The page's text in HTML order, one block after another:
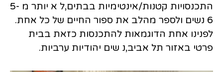
התכנסויות קטנות/אינטימיות בבתים,ל א יותר מ 5-
6 נשים ולספר מהלב את ספור החיים של כל אחת.
לפנינו אחת הדוגמאות להתכנסות כזאת בבית
פרטי באזור תל אביב,נ שים יהודיות ערביות.